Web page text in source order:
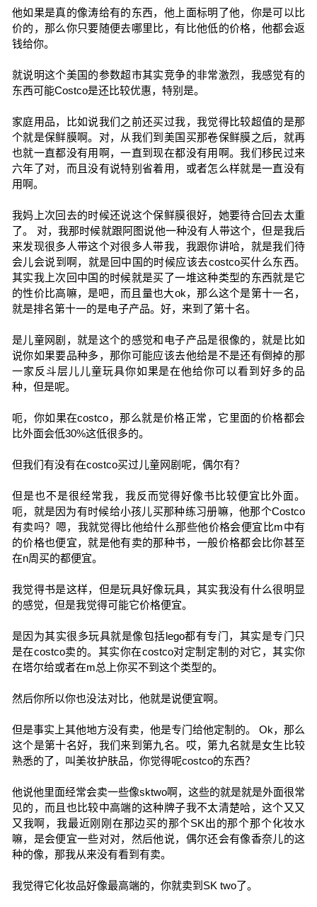
他如果是真的像涛给有的东西，他上面标明了他，你是可以比
价的，那么你只要随便去哪里比，有比他低的价格，他都会返
钱给你。
就说明这个美国的参数超市其实竞争的非常激烈，我感觉有的
东西可能Costco是还比较优惠，特别是。
家庭用品，比如说我们之前还买过我，我觉得比较超值的是那
个就是保鲜膜啊。对，从我们到美国买那卷保鲜膜之后，就再
也就一直都没有用啊，一直到现在都没有用啊。我们移民过来
六年了对，而且没有说特别省着用，或者怎么样就是一直没有
用啊。
我妈上次回去的时候还说这个保鲜膜很好，她要待合回去太重
了。 对，我那时候就跟阿图说他一种没有人带这个，但是我后
来发现很多人带这个对很多人带我，我跟你讲哈，就是我们待
会儿会说到啊，就是回中国的时候应该去costco买什么东西。
其实我上次回中国的时候就是买了一堆这种类型的东西就是它
的性价比高嘛，是吧，而且量也大ok，那么这个是第十一名，
就是排名第十一的是电子产品。好，来到了第十名。
是儿童网剧，就是这个的感觉和电子产品是很像的，就是比如
说你如果要品种多，那你可能应该去他给是不是还有倒掉的那
一家反斗层儿儿童玩具你如果是在他给你可以看到好多的品
种，但是呢。
呃，你如果在costco，那么就是价格正常，它里面的价格都会
比外面会低30%这低很多的。
但我们有没有在costco买过儿童网剧呢，偶尔有？
但是也不是很经常我，我反而觉得好像书比较便宜比外面。
呃，就是因为有时候给小孩儿买那种练习册嘛，他那个Costco
有卖吗？嗯，我就觉得比他给什么那些他价格会便宜比m中有
的价格也便宜，就是他有卖的那种书，一般价格都会比你甚至
在n周买的都便宜。
我觉得书是这样，但是玩具好像玩具，其实我没有什么很明显
的感觉，但是我觉得可能它价格便宜。
是因为其实很多玩具就是像包括lego都有专门，其实是专门只
是在costco卖的。其实你在costco对定制定制的对它，其实你
在塔尔给或者在m总上你买不到这个类型的。
然后你所以你也没法对比，他就是说便宜啊。
但是事实上其他地方没有卖，他是专门给他定制的。 Ok，那么
这个是第十名好，我们来到第九名。哎，第九名就是女生比较
熟悉的了，叫美妆护肤品，你觉得呢costco的东西？
他说他里面经常会卖一些像sktwo啊，这些的就是就是外面很常
见的，而且也比较中高端的这种牌子我不太清楚哈，这个又又
又我啊，我最近刚刚在那边买的那个SK出的那个那个化妆水
嘛，是会便宜一些对对，然后他说，偶尔还会有像香奈儿的这
种的像，那我从来没有看到有卖。
我觉得它化妆品好像最高端的，你就卖到SK two了。